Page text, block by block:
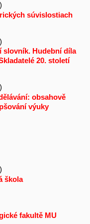
súvislostiach
slovník. Hudební díla
20. století
obsahově
výuky
škola
fakultě MU